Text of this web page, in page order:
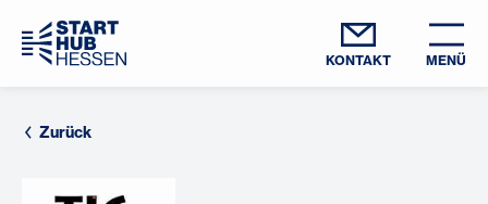
KONTAKT MENÜ
Zurück